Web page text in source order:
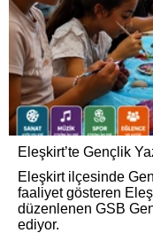
Eleşkirt’te Gençlik
Eleşkirt ilçesinde
faaliyet gösteren
düzenlenen GSB
ediyor.